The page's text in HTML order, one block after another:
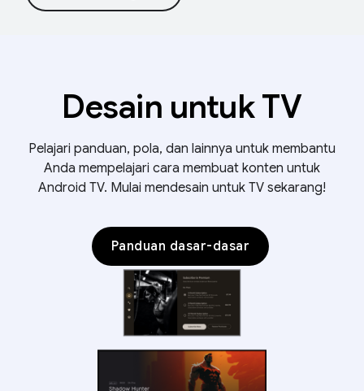
Desain untuk TV
Pelajari panduan, pola, dan lainnya untuk membantu
Anda mempelajari cara membuat konten untuk
Android TV. Mulai mendesain untuk TV sekarang!
Panduan dasar-dasar